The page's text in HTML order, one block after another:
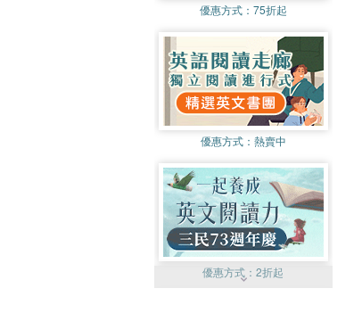
優惠方式： 75折起
優惠方式： 熱賣中
優惠方式：2折起